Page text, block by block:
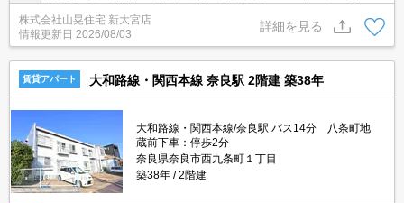
備！追い焚き機能でお風呂最後までぽかぽかあったか♪天気を気にせ
ず洗濯できちゃう浴室乾燥機を完備しています☆エアコン完備で
夏、冬快適に過ごせそう♪人気のカウンターキッチンでお料理を楽し
く♪他にもお部屋の照明、独立洗面台、室内洗濯機置き場など設備充
実のお部屋♪
株式会社山晃住宅 新大宮店
情報更新日 2026/08/03
詳細を見る
賃貸アパート 大和路線・関西本線 奈良駅 2階建 築38年
大和路線・関西本線/奈良駅 バス14分 八条町地
蔵前下車：停歩2分
奈良県奈良市西九条町１丁目
築38年
2階建